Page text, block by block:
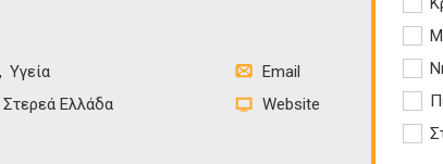
Υγεία
Στερεά Ελλάδα
Email
Website